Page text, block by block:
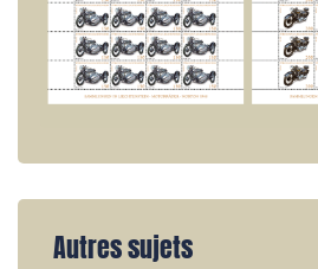
Autres sujets